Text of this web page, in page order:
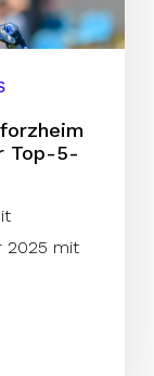
Top-5-
2025 mit